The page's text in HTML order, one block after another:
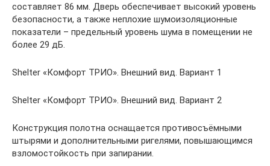
составляет 86 мм. Дверь обеспечивает высокий уровень
безопасности, а также неплохие шумоизоляционные
показатели – предельный уровень шума в помещении не
более 29 дБ.
Shelter «Комфорт ТРИО». Внешний вид. Вариант 1
Shelter «Комфорт ТРИО». Внешний вид. Вариант 2
Конструкция полотна оснащается противосъёмными
штырями и дополнительными ригелями, повышающимся
взломостойкость при запирании.